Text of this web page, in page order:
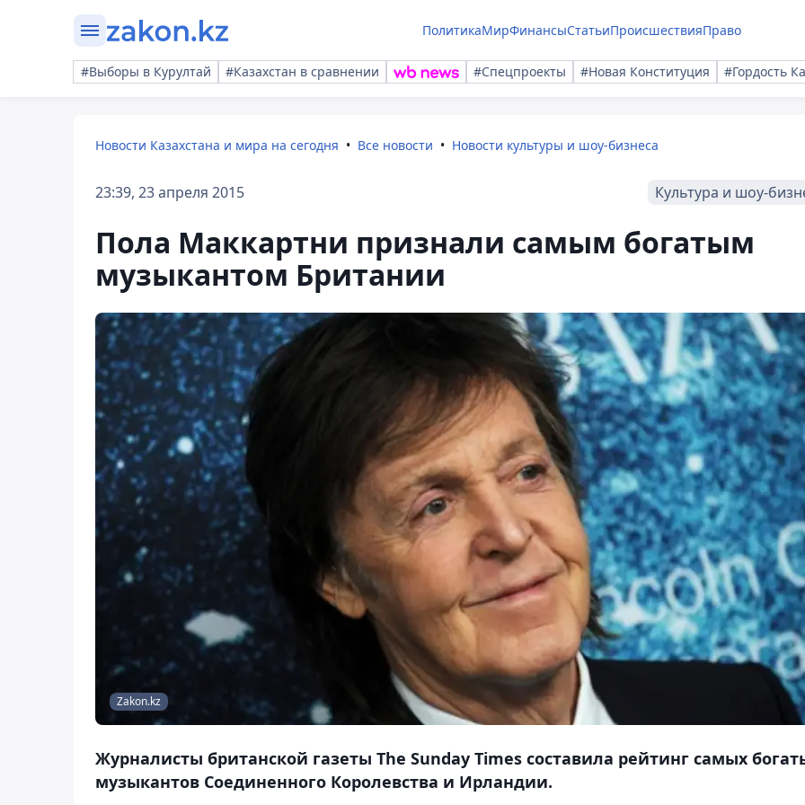
ПолитикаМирФинансыСтатьиПроисшествияПраво
#Выборы в Курултай #Казахстан в сравнении #Спецпроекты #Новая Конституция #Гордость
Новости Казахстана и мира на сегодня Все новости Новости культуры и шоу-бизнеса
23:39, 23 апреля 2015 Культура и шоу-
Пола Маккартни признали самым богатым
музыкантом Британии
Zakon.kz
Журналисты британской газеты The Sunday Times составила рейтинг самых
музыкантов Соединенного Королевства и Ирландии.